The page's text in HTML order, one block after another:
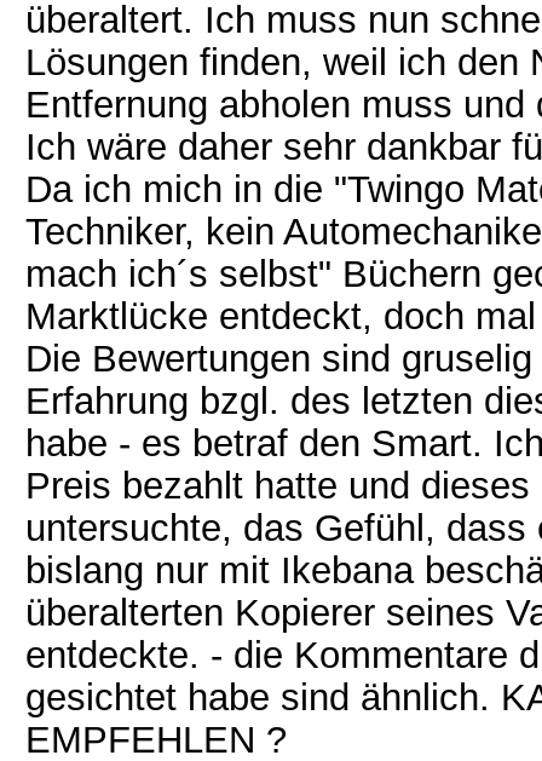
überaltert. Ich muss nun
Lösungen finden, weil ich den
Entfernung abholen muss
Ich wäre daher sehr dankbar
Da ich mich in die "Twingo
Techniker, kein
mach ich´s selbst" Büchern
Marktlücke entdeckt, doch
Die Bewertungen sind
Erfahrung bzgl. des letzten
habe - es betraf den Smart.
Preis bezahlt hatte und
untersuchte, das Gefühl,
bislang nur mit Ikebana
überalterten Kopierer seines
entdeckte. - die Kommentare
gesichtet habe sind ähnlich.
EMPFEHLEN ?